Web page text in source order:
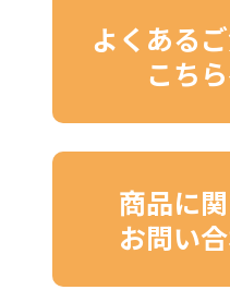
よくある
こち
商品に
お問い